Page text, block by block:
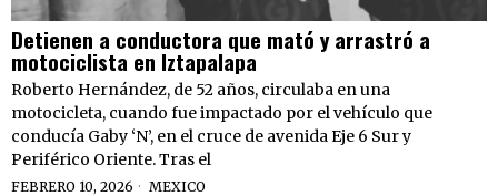
Detienen a conductora que mató y arrastró a
motociclista en Iztapalapa
Roberto Hernández, de 52 años, circulaba en una
motocicleta, cuando fue impactado por el vehículo que
conducía Gaby ‘N’, en el cruce de avenida Eje 6 Sur y
Periférico Oriente. Tras el
FEBRERO 10, 2026 MEXICO